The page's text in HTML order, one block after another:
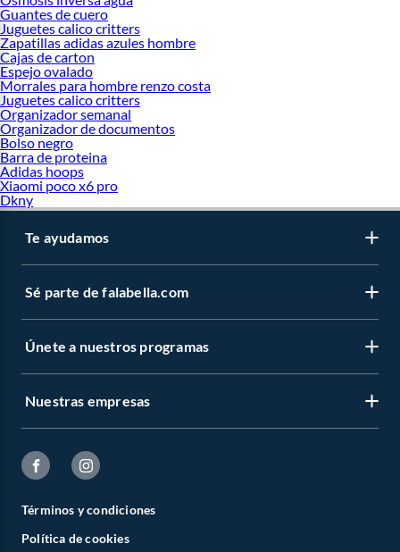
Guantes de cuero
Juguetes calico critters
Zapatillas adidas azules hombre
Cajas de carton
Espejo ovalado
Morrales para hombre renzo costa
Juguetes calico critters
Organizador semanal
Organizador de documentos
Bolso negro
Barra de proteina
Adidas hoops
Xiaomi poco x6 pro
Dkny
Te ayudamos
Sé parte de falabella.com
Únete a nuestros programas
Nuestras empresas
Términos y condiciones
Política de cookies